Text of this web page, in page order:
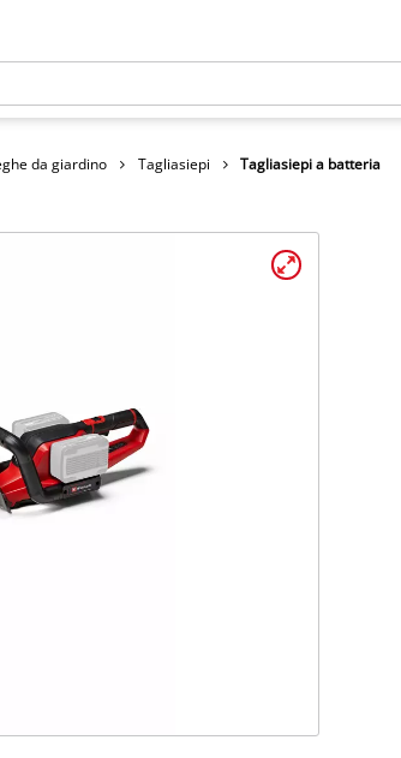
da giardino Tagliasiepi Tagliasiepi a batteria